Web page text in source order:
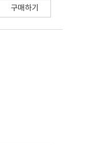
, 저승과
신들림,
트랜스
쇠를 얻
한 쇠걸
것으로
구매하기